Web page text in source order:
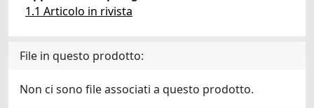
1.1 Articolo in rivista
File in questo prodotto:
Non ci sono file associati a questo prodotto.